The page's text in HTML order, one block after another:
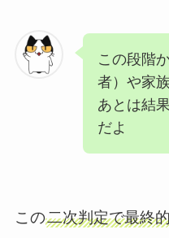
この段階
者）や家
あとは結
だよ
この二次判定で最終